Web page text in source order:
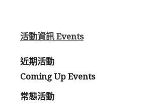
活動資訊 Events
近期活動
Coming Up Events
常態活動